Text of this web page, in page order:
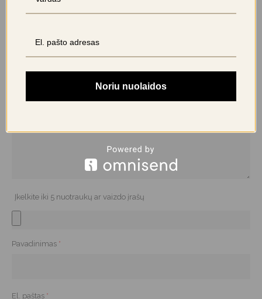
El. pašto adresas nebus skelbiamas. Būtini laukeliai pažymėti*
Jūsų atsiliepimas*
Įkelkite iki 5 nuotraukų ar vaizdo įrašų
Pavadinimas *
El. paštas *
Noriu nuolaidos